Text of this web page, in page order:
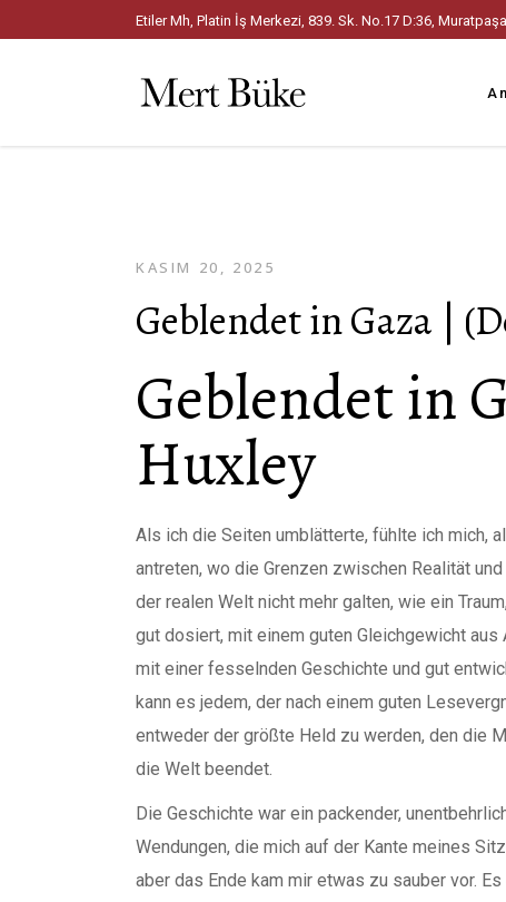
Etiler Mh, Platin İş Merkezi, 839. Sk. No.17 D:36,
KASIM 20, 2025
Geblendet in Gaza |
Geblendet in
Huxley
Als ich die Seiten umblätterte, fühlte ich mich,
antreten, wo die Grenzen zwischen Realität
der realen Welt nicht mehr galten, wie ein
gut dosiert, mit einem guten Gleichgewicht
mit einer fesselnden Geschichte und gut
kann es jedem, der nach einem guten
entweder der größte Held zu werden, den die
die Welt beendet.
Die Geschichte war ein packender,
Wendungen, die mich auf der Kante meines
aber das Ende kam mir etwas zu sauber vor.